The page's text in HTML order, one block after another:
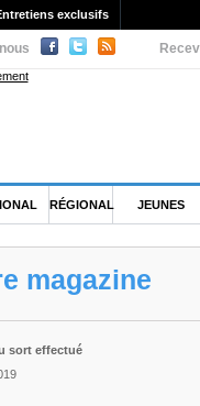
exclusifs
RÉGIONAL JEUNES
magazine
sort effectué